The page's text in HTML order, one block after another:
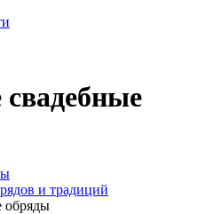
и традиций
обряды